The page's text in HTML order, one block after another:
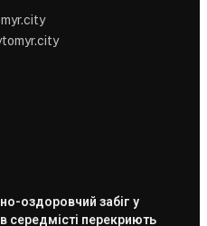
оздоровчий забіг у
середмісті перекриють